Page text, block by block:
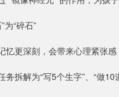
为“碎石”
忆更深刻，会带来心理紧张感
拆解为“写5个生字”、“做10